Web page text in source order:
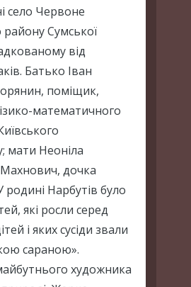
село Червоне
району Сумської
від
Батько Іван
поміщик,
математичного
мати Неоніла
дочка
Нарбутів було
які росли серед
і яких сусіди звали
сараною».
художника